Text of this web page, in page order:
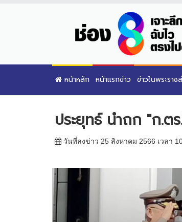
หน้าหลัก หน้าแรกข่าว ข่าวในพระราช
ประยุทธ์ นำถก "ก.ต
วันที่ลงข่าว 25 สิงหาคม 2566 เวลา